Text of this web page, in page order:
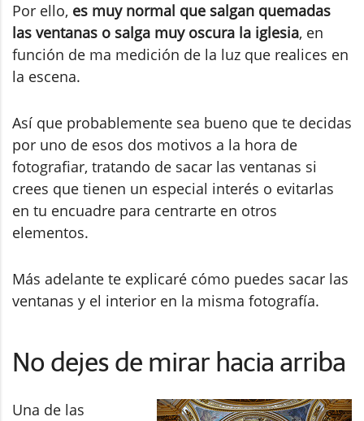
Por ello, es muy normal que salgan quemadas
las ventanas o salga muy oscura la iglesia, en
función de ma medición de la luz que realices en
la escena.
Así que probablemente sea bueno que te decidas
por uno de esos dos motivos a la hora de
fotografiar, tratando de sacar las ventanas si
crees que tienen un especial interés o evitarlas
en tu encuadre para centrarte en otros
elementos.
Más adelante te explicaré cómo puedes sacar las
ventanas y el interior en la misma fotografía.
No dejes de mirar hacia arriba
Una de las